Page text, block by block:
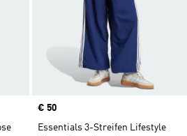
Price
€ 50
Essentials 3-Streifen Lifestyle